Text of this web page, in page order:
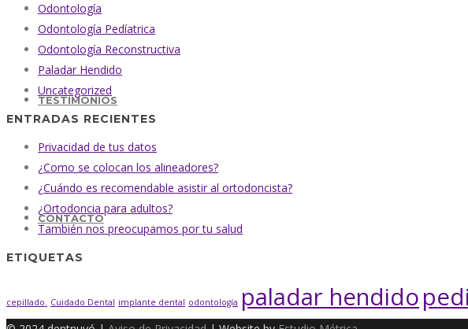
TESTIMONIOS
CONTACTO
Odontología
Odontología Pedíatrica
Odontología Reconstructiva
Paladar Hendido
Uncategorized
ENTRADAS RECIENTES
Privacidad de tus datos
¿Como se colocan los alineadores?
¿Cuándo es recomendable asistir al ortodoncista?
¿Ortodoncia para adultos?
También nos preocupamos por tu salud
ETIQUETAS
cepillado. Cuidado Dental implante dental odontología paladar hendido